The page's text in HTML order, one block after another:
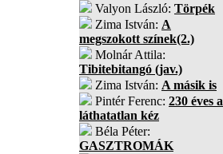
Valyon László: Törpék
Zima István: A
megszokott színek(2.)
Molnár Attila:
Tibitebitangó (jav.)
Zima István: A másik is
Pintér Ferenc: 230 éves a
láthatatlan kéz
Béla Péter:
GASZTROMÁK